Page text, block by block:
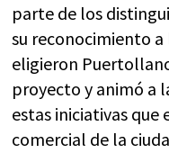
parte de los
su reconocimiento
eligieron
proyecto y animó a
estas iniciativas
comercial de la